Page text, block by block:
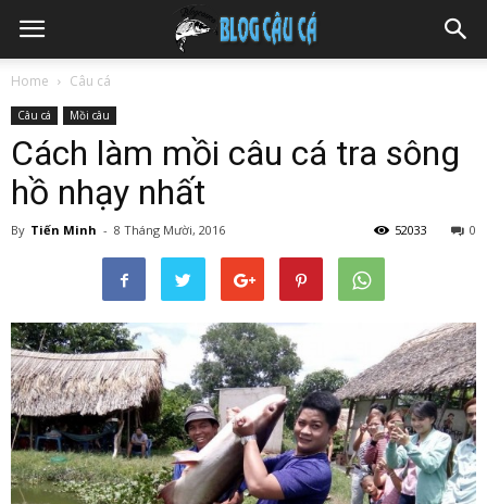
Home Câu cá
Câu cá Mồi câu
Cách làm mồi câu cá tra sông
hồ nhạy nhất
By Tiến Minh - 8 Tháng Mười, 2016 0
52033